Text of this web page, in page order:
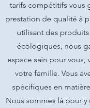
tarifs compétitifs vous
prestation de qualité à
utilisant des
écologiques, nous
espace sain pour vous,
votre famille. Vous
spécifiques en
Nous sommes là pour